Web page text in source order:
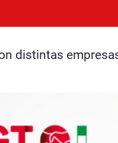
distintas